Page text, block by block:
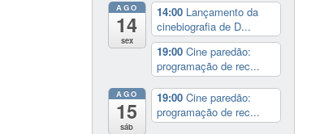
AGO
14
sex
14:00 Lançamento da
cinebiografia de D...
19:00 Cine paredão:
programação de rec...
AGO
15
sáb
19:00 Cine paredão:
programação de rec...